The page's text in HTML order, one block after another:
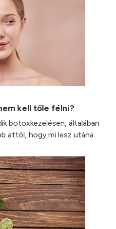
kell tőle félni?
botoxkezelésen, általában
attól, hogy mi lesz utána.